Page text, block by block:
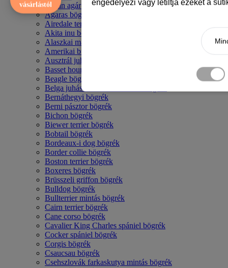
Afgán agár bögrék
Agaras bögrék
Airedale terrier mintás bögre
Akita inu bögrék
Alaszkai malamut bögrék
Amerikai bulldog mintás bögrék
Ausztrál juhászkutya bögrék
Basset hound mintás bögrék
Beagle bögrék
Belga juhász - malinois mintás bögrék
Bernáthegyi bögrék
Berni pásztor bögrék
Bichon bögrék
Biewer terrier bögrék
Bobtail bögrék
Bordeaux-i dog bögrék
Border collie bögrék
Boston terrier bögrék
Boxeres bögrék
Brüsszeli griffon bögrék
Bulldog bögrék
Bullterrier mintás bögrék
Cairn terrier bögrék
Cane corso bögrék
Cavalier King Charles spániel bögrék
Cocker spániel bögrék
Corgis bögrék
Csaucsau bögrék
Csehszlovák farkaskutya mintás bögrék
vásárlástól
engedélyezi vagy letiltja ezeket a